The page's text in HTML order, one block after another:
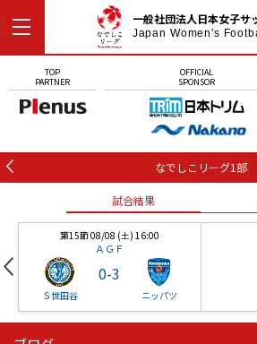
一般社団法人日本女子サ
Japan Women's
TOP
PARTNER
OFFICIAL
SPONSOR
なでしこリーグ1部
試合結果
第15節 08/08 (土) 16:00
ＡＧＦ
Ｓ世田谷
0-3
ニッパツ